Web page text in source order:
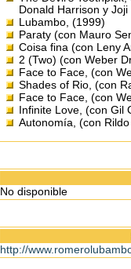
Donald Harrison y
Lubambo, (1999)
Paraty (con Mauro
Coisa fina (con Leny
2 (Two) (con Weber
Face to Face, (con
Shades of Rio, (con
Face to Face, (con
Infinite Love, (con Gil
Autonomía, (con
No disponible
http://